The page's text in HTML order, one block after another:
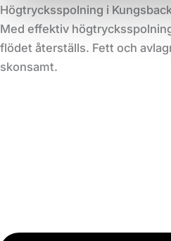
Högtrycksspolning i
Med effektiv
flödet återställs. Fett och
skonsamt.